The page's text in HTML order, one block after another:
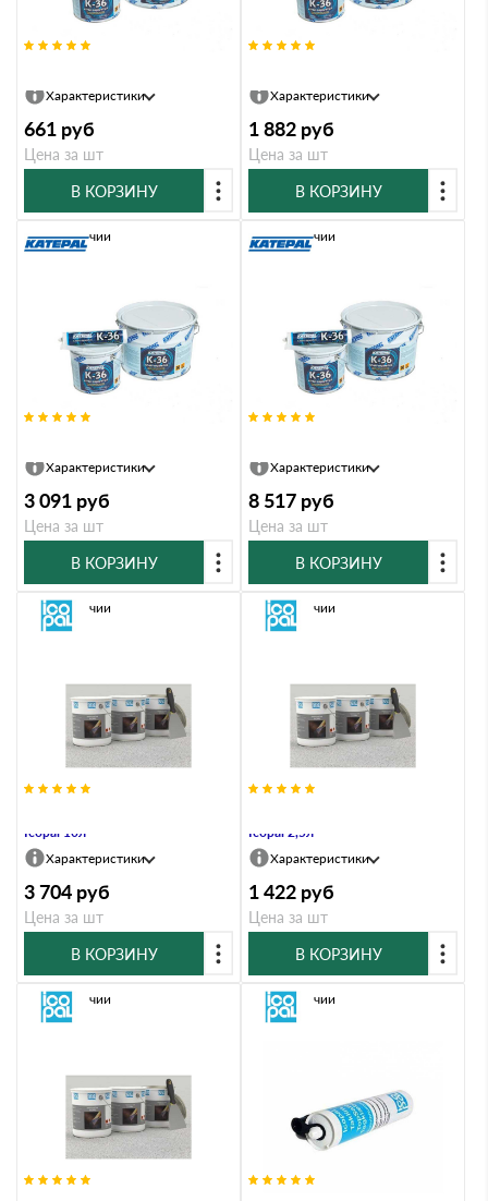
Характеристики
661 руб
Цена за шт
В КОРЗИНУ
Характеристики
1 882 руб
Цена за шт
В КОРЗИНУ
В наличии
Характеристики
3 091 руб
Цена за шт
В КОРЗИНУ
В наличии
Характеристики
8 517 руб
Цена за шт
В КОРЗИНУ
Icopal 10л
В наличии
Характеристики
3 704 руб
Цена за шт
В КОРЗИНУ
Icopal 2,5л
В наличии
Характеристики
1 422 руб
Цена за шт
В КОРЗИНУ
В наличии В наличии